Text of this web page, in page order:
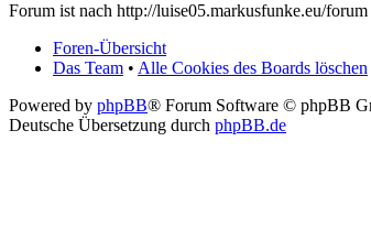
Forum ist nach http://luise05.markusfunke.eu/
Foren-Übersicht
Das Team • Alle Cookies des Boards löschen
Powered by phpBB® Forum Software © phpBB
Deutsche Übersetzung durch phpBB.de